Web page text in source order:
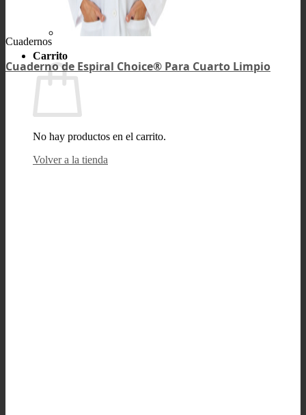
Carrito
No hay productos en el carrito.
Volver a la tienda
Cuadernos
Cuaderno de Espiral Choice® Para Cuarto Limpio